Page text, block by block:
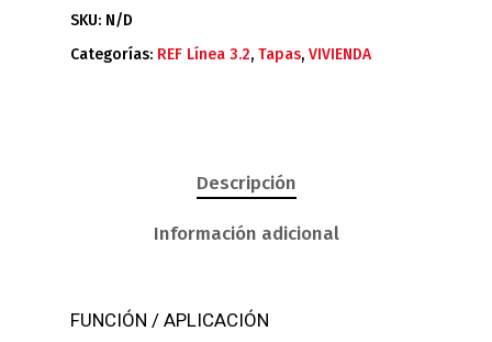
SKU: N/D
Categorías: REF Línea 3.2, Tapas, VIVIENDA
Descripción
Información adicional
FUNCIÓN / APLICACIÓN